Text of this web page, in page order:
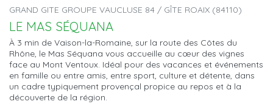
GRAND GITE GROUPE VAUCLUSE 84 / GÎTE ROAIX (84110)
LE MAS SÉQUANA
À 3 min de Vaison-la-Romaine, sur la route des Côtes du
Rhône, le Mas Séquana vous accueille au cœur des vignes
face au Mont Ventoux. Idéal pour des vacances et événements
en famille ou entre amis, entre sport, culture et détente, dans
un cadre typiquement provençal propice au repos et à la
découverte de la région.